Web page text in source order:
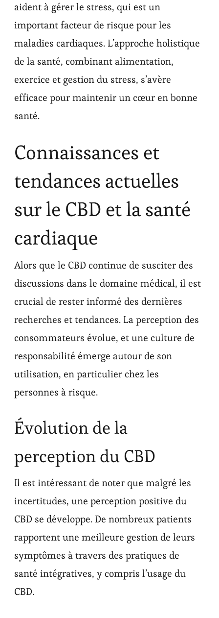
aident à gérer le stress, qui est un
important facteur de risque pour les
maladies cardiaques. L’approche holistique
de la santé, combinant alimentation,
exercice et gestion du stress, s’avère
efficace pour maintenir un cœur en bonne
santé.
Connaissances et
tendances actuelles
sur le CBD et la santé
cardiaque
Alors que le CBD continue de susciter des
discussions dans le domaine médical, il est
crucial de rester informé des dernières
recherches et tendances. La perception des
consommateurs évolue, et une culture de
responsabilité émerge autour de son
utilisation, en particulier chez les
personnes à risque.
Évolution de la
perception du CBD
Il est intéressant de noter que malgré les
incertitudes, une perception positive du
CBD se développe. De nombreux patients
rapportent une meilleure gestion de leurs
symptômes à travers des pratiques de
santé intégratives, y compris l’usage du
CBD.